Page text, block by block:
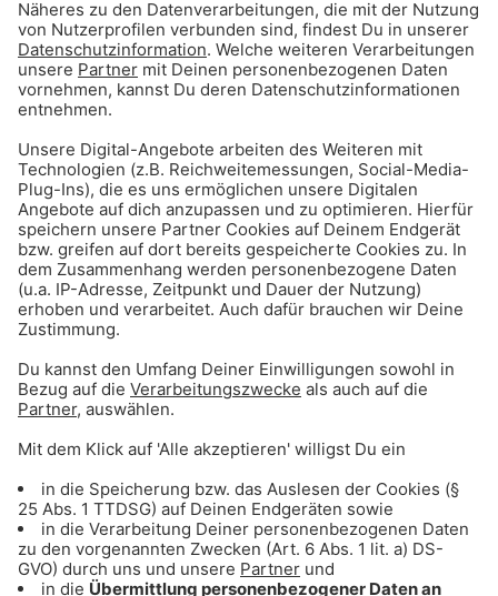
-Savo, der rasende Kettensägenschnarcher aus Pullach
00:00
Neben Ruhm und Ehre erhält der MSDS-Sieger
am Ende noch ein mega Geschenk – Münchens
Superschnarcher bekommt von uns einen
Besuch im Schlaflabor! Das wird dem ihm und
seinem Umfeld das Leben in Zukunft extrem
erleichtern.
Zu den Teilnahmebedingungen